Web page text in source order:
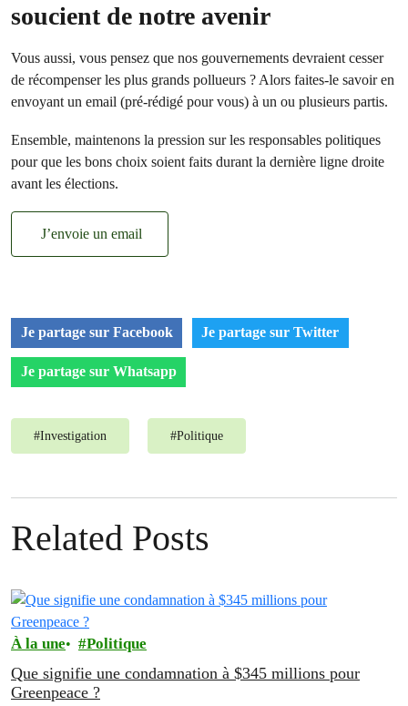
soucient de notre avenir
Vous aussi, vous pensez que nos gouvernements devraient cesser
de récompenser les plus grands pollueurs ? Alors faites-le savoir en
envoyant un email (pré-rédigé pour vous) à un ou plusieurs partis.
Ensemble, maintenons la pression sur les responsables politiques
pour que les bons choix soient faits durant la dernière ligne droite
avant les élections.
J’envoie un email
Je partage sur Facebook Je partage sur Twitter
Je partage sur Whatsapp
#Investigation #Politique
Related Posts
À la une Politique
Que signifie une condamnation à $345 millions pour
Greenpeace ?